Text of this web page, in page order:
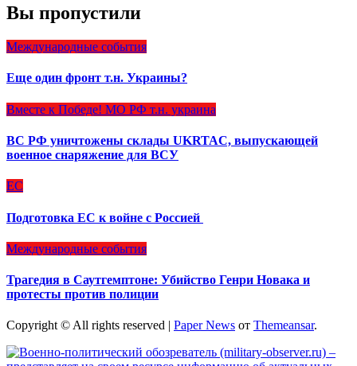
Вы пропустили
Международные события
Еще один фронт т.н. Украины?
Вместе к Победе! МО РФ т.н. украина
ВС РФ уничтожены склады UKRTAC, выпускающей
военное снаряжение для ВСУ
ЕС
Подготовка ЕС к войне с Россией
Международные события
Трагедия в Саутгемптоне: Убийство Генри Новака и
протесты против полиции
Copyright © All rights reserved | Paper News от Themeansar.